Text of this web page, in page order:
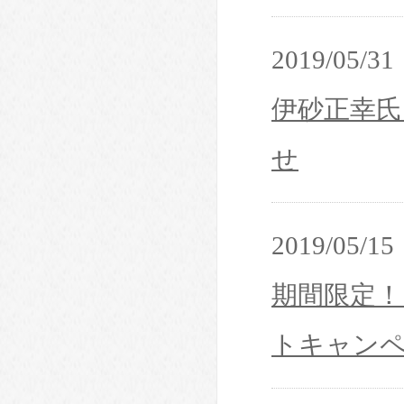
2019/05/31
伊砂正幸
せ
2019/05/15
期間限定
トキャン